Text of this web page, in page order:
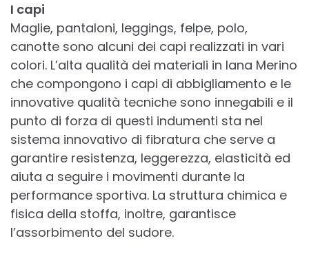
I capi
Maglie, pantaloni, leggings, felpe, polo,
canotte sono alcuni dei capi realizzati in vari
colori. L’alta qualità dei materiali in lana Merino
che compongono i capi di abbigliamento e le
innovative qualità tecniche sono innegabili e il
punto di forza di questi indumenti sta nel
sistema innovativo di fibratura che serve a
garantire resistenza, leggerezza, elasticità ed
aiuta a seguire i movimenti durante la
performance sportiva. La struttura chimica e
fisica della stoffa, inoltre, garantisce
l’assorbimento del sudore.